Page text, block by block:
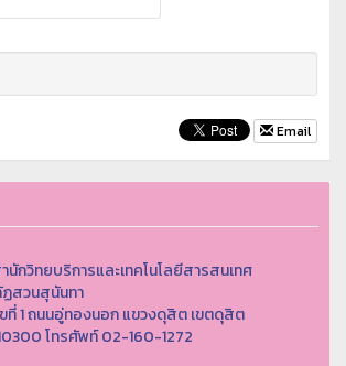
Email
นักวิทยบริการและเทคโนโลยีสารสนเทศ
สวนสุนันทา
ขที่ 1 ถนนอู่ทองนอก แขวงดุสิต เขตดุสิต
โทรศัพท์ 02-160-1272